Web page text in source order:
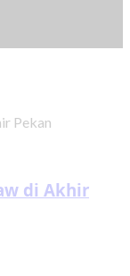
di Akhir